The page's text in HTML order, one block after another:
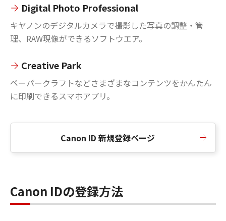
Digital Photo Professional
キヤノンのデジタルカメラで撮影した写真の調整・管
理、RAW現像ができるソフトウエア。
Creative Park
ペーパークラフトなどさまざまなコンテンツをかんたん
に印刷できるスマホアプリ。
Canon ID 新規登録ページ
Canon IDの登録方法